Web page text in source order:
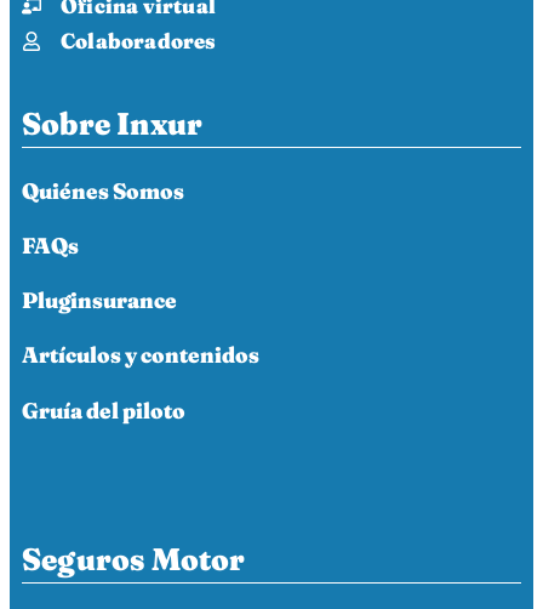
Oficina virtual
Colaboradores
Sobre Inxur
Quiénes Somos
FAQs
Pluginsurance
Artículos y contenidos
Gruía del piloto
Seguros Motor